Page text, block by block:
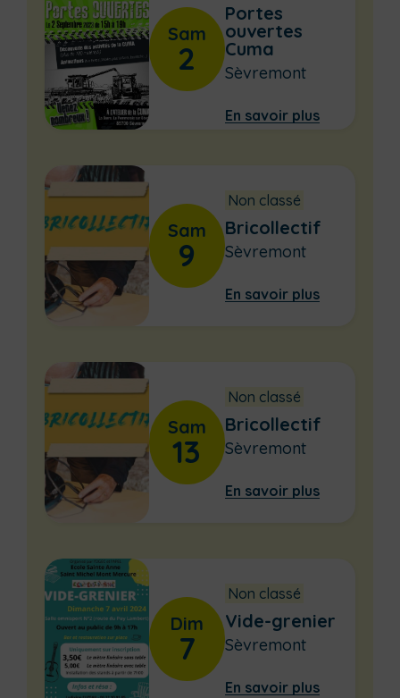
Sam
2
Portes
ouvertes
Cuma
Sèvremont
En savoir plus
Sam
9
Non classé
Bricollectif
Sèvremont
En savoir plus
Sam
13
Non classé
Bricollectif
Sèvremont
En savoir plus
Dim
7
Non classé
Vide-grenier
Sèvremont
En savoir plus